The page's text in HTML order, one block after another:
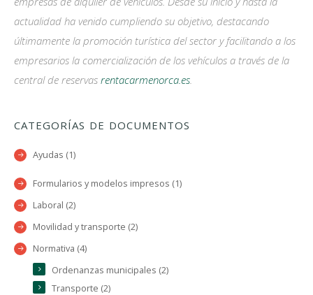
actualidad ha venido cumpliendo su objetivo, destacando
últimamente la promoción turística del sector y facilitando a los
empresarios la comercialización de los vehículos a través de la
central de reservas rentacarmenorca.es.
CATEGORÍAS DE DOCUMENTOS
Ayudas (1)
Formularios y modelos impresos (1)
Laboral (2)
Movilidad y transporte (2)
Normativa (4)
Ordenanzas municipales (2)
Transporte (2)